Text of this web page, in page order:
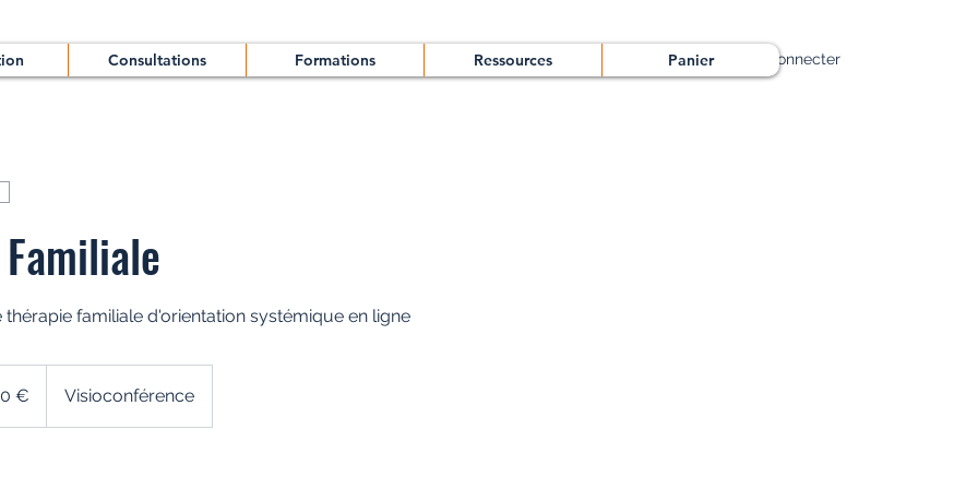
Se connecter
Consultations Formations Ressources Panier
thérapie familiale d'orientation systémique en ligne
€ Visioconférence